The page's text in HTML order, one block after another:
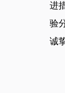
进
验
诚